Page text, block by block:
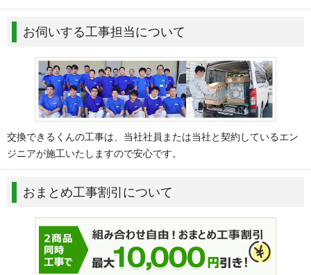
お伺いする工事担当について
交換できるくんの工事は、当社社員または当社と契約しているエン
ジニアが施工いたしますので安心です。
おまとめ工事割引について